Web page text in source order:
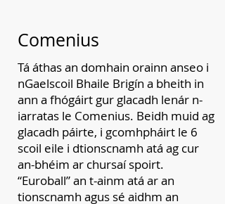
Comenius
Tá áthas an domhain orainn anseo i
nGaelscoil Bhaile Brigín a bheith in
ann a fhógáirt gur glacadh lenár n-
iarratas le Comenius. Beidh muid ag
glacadh páirte, i gcomhpháirt le 6
scoil eile i dtionscnamh atá ag cur
an-bhéim ar chursaí spoirt.
“Euroball” an t-ainm atá ar an
tionscnamh agus sé aidhm an